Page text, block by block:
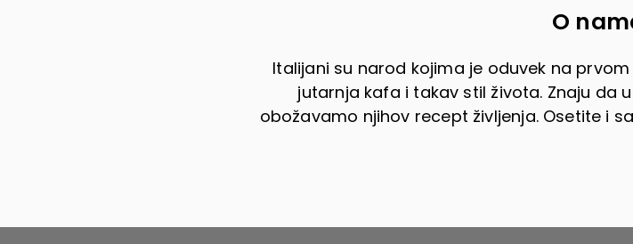
O
Italijani su narod kojima je oduvek na
jutarnja kafa i takav stil života. Znaju da
obožavamo njihov recept življenja. Osetite i